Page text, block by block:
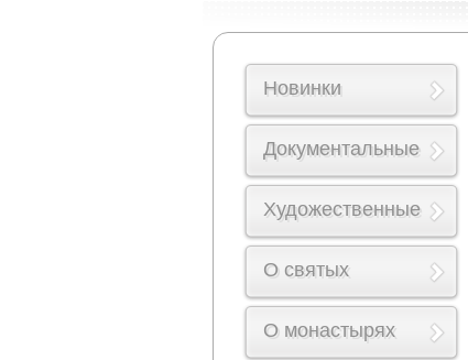
Новинки
Документальные
Художественные
О святых
О монастырях